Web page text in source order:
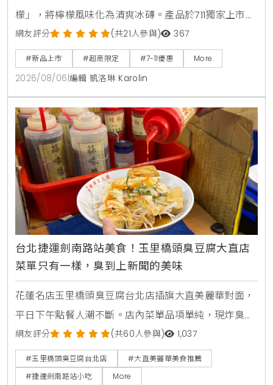
檬」，將檸檬風味化為清爽冰磚。產品於711獨家上市，
2026年8月5日至9月1日享嚐鮮價39元。顆粒狀冰磚可
直接食用，也能加入氣泡水或咖啡混搭出夏日特調飲
品。
網友評分 (共21人參與) 367
#新品上市 #超商限定 #7-11優惠 More
2026/08/06 編輯 凱洛琳 Karolin
台北捷運劍南路站美食！玉里橋頭臭豆腐大直店
菜單只有一樣，臭到上新聞的美味
花蓮名店玉里橋頭臭豆腐台北店插旗大直美麗華對面，
平日下午點餐人潮不斷。店內菜單品項單純，現炸臭豆
腐外酥內軟，搭配獨門九層塔泡菜與蒜蓉辣醬，是台北
捷運劍南路站必吃美食。
網友評分 (共60人參與) 1,037
#玉里橋頭臭豆腐台北店
#大直美麗華美食推薦
#捷運劍南路站小吃
More